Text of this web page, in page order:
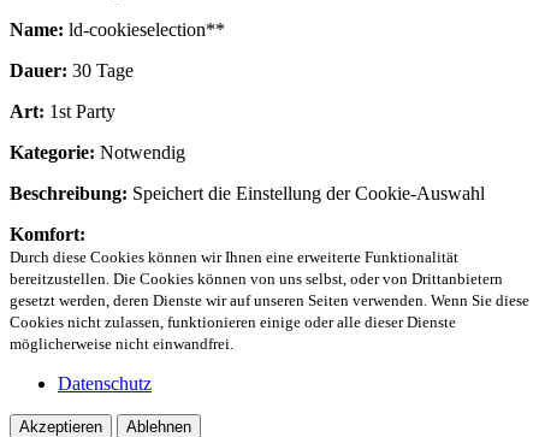
Name: ld-cookieselection**
Dauer: 30 Tage
Art: 1st Party
Kategorie: Notwendig
Beschreibung: Speichert die Einstellung der Cookie-Auswahl
Komfort:
Durch diese Cookies können wir Ihnen eine erweiterte Funktionalität
bereitzustellen. Die Cookies können von uns selbst, oder von Drittanbietern
gesetzt werden, deren Dienste wir auf unseren Seiten verwenden. Wenn Sie diese
Cookies nicht zulassen, funktionieren einige oder alle dieser Dienste
möglicherweise nicht einwandfrei.
Datenschutz
Akzeptieren Ablehnen